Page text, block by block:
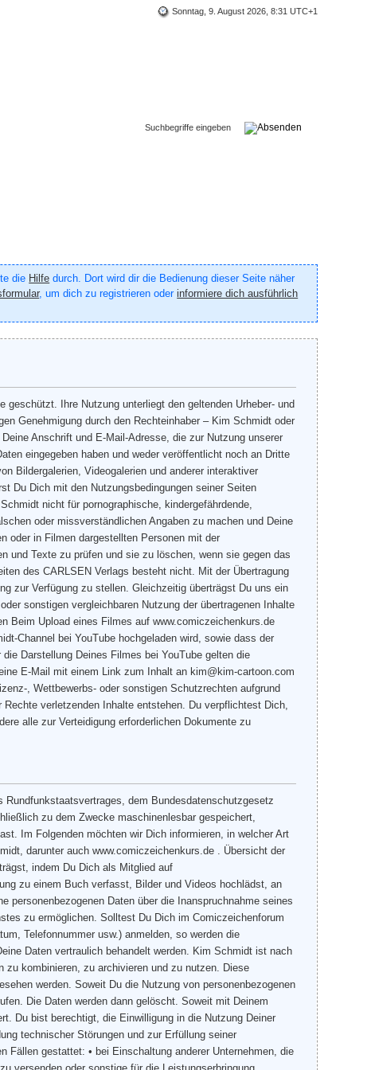
Sonntag, 9. August 2026, 8:31 UTC+1
die Hilfe durch. Dort wird dir die Bedienung dieser Seite näher
, um dich zu registrieren oderinformiere dich ausführlich
Ihre Nutzung unterliegt den geltenden Urheber- und
Genehmigung durch den Rechteinhaber – Kim Schmidt oder
Anschrift und E-Mail-Adresse, die zur Nutzung unserer
eingegeben haben und weder veröffentlicht noch an Dritte
Bildergalerien, Videogalerien und anderer interaktiver
Du Dich mit den Nutzungsbedingungen seiner Seiten
nicht für pornographische, kindergefährdende,
oder missverständlichen Angaben zu machen und Deine
oder in Filmen dargestellten Personen mit der
und Texte zu prüfen und sie zu löschen, wenn sie gegen das
des CARLSEN Verlags besteht nicht. Mit der Übertragung
zur Verfügung zu stellen. Gleichzeitig überträgst Du uns ein
sonstigen vergleichbaren Nutzung der übertragenen Inhalte
Beim Upload eines Filmes auf www.comiczeichenkurs.de
Channel bei YouTube hochgeladen wird, sowie dass der
Darstellung Deines Filmes bei YouTube gelten die
E-Mail mit einem Link zum Inhalt an kim@kim-cartoon.com
, Wettbewerbs- oder sonstigen Schutzrechten aufgrund
verletzenden Inhalte entstehen. Du verpflichtest Dich,
alle zur Verteidigung erforderlichen Dokumente zu
dem Bundesdatenschutzgesetz
zu dem Zwecke maschinenlesbar gespeichert,
Im Folgenden möchten wir Dich informieren, in welcher Art
darunter auch www.comiczeichenkurs.de . Übersicht der
indem Du Dich als Mitglied auf
zu einem Buch verfasst, Bilder und Videos hochlädst, an
Daten über die Inanspruchnahme seines
zu ermöglichen. Solltest Du Dich im Comiczeichenforum
Telefonnummer usw.) anmelden, so werden die
Daten vertraulich behandelt werden. Kim Schmidt ist nach
zu kombinieren, zu archivieren und zu nutzen. Diese
werden. Soweit Du die Nutzung von personenbezogenen
Die Daten werden dann gelöscht. Soweit mit Deinem
Du bist berechtigt, die Einwilligung in die Nutzung Deiner
technischer Störungen und zur Erfüllung seiner
Fällen gestattet: • bei Einschaltung anderer Unternehmen, die